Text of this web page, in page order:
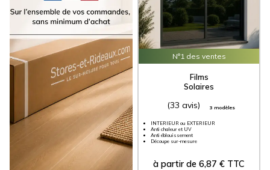
N°1 des ventes
Films
Solaires
(33 avis) 3 modèles
INTERIEUR ou EXTERIEUR
Anti chaleur et UV
Anti éblouissement
Découpe sur-mesure
à partir de 6,87€ TTC